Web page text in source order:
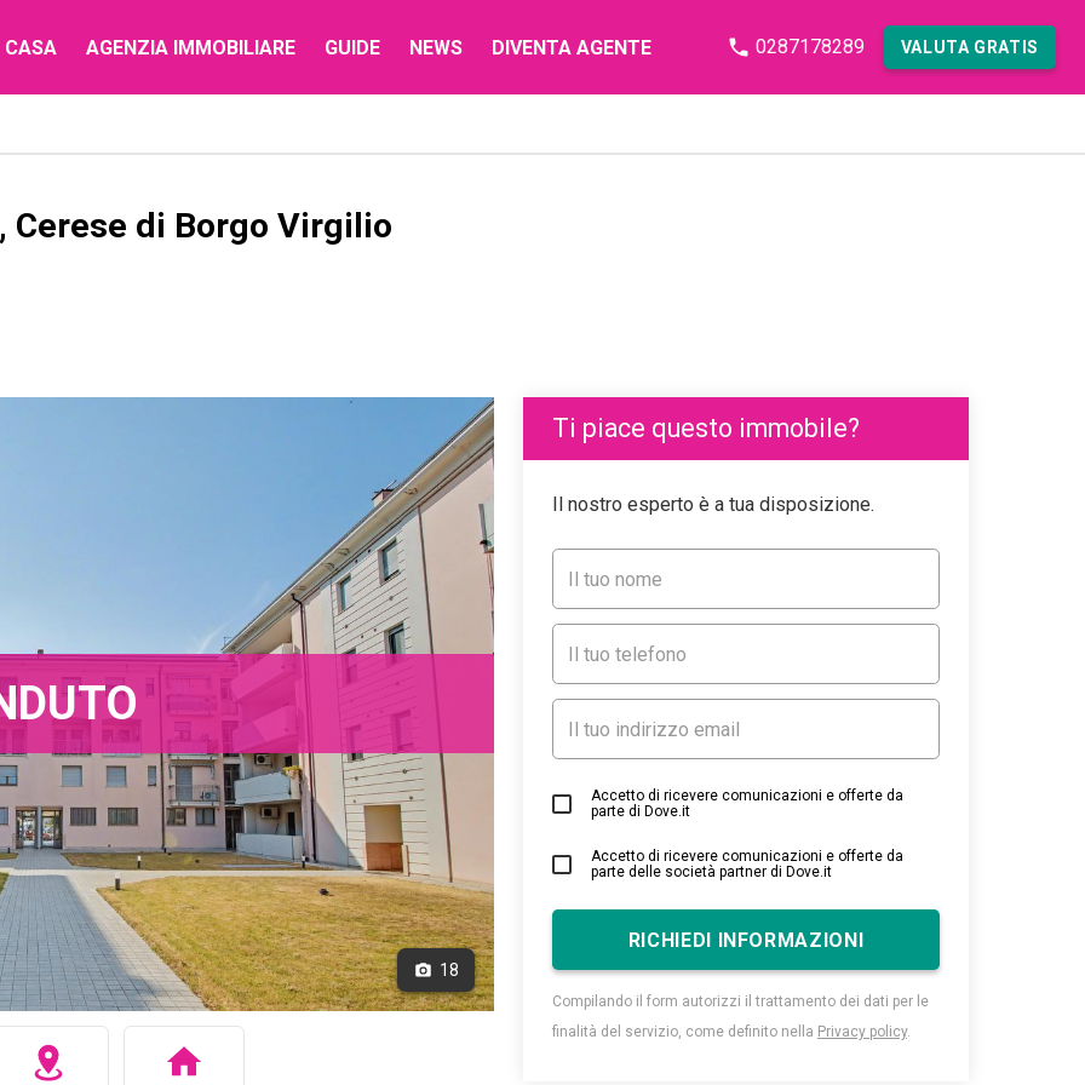
CASA AGENZIA IMMOBILIARE GUIDE NEWS DIVENTA AGENTE 0287178289 VALUTA GRATIS
Cerese di Borgo Virgilio
18
Ti piace questo immobile?
Il nostro esperto è a tua disposizione.
Accetto di ricevere comunicazioni e offerte da
parte di Dove.it
Accetto di ricevere comunicazioni e offerte da
parte delle società partner di Dove.it
RICHIEDI INFORMAZIONI
Compilando il form autorizzi il trattamento dei dati per le
finalità del servizio, come definito nella Privacy policy.